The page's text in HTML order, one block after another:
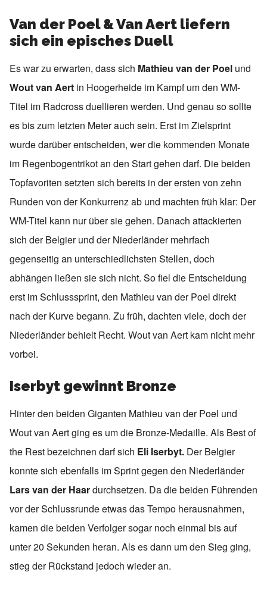
Van der Poel & Van Aert liefern
sich ein episches Duell
Es war zu erwarten, dass sich Mathieu van der Poel und
Wout van Aert in Hoogerheide im Kampf um den WM-
Titel im Radcross duellieren werden. Und genau so sollte
es bis zum letzten Meter auch sein. Erst im Zielsprint
wurde darüber entscheiden, wer die kommenden Monate
im Regenbogentrikot an den Start gehen darf. Die beiden
Topfavoriten setzten sich bereits in der ersten von zehn
Runden von der Konkurrenz ab und machten früh klar: Der
WM-Titel kann nur über sie gehen. Danach attackierten
sich der Belgier und der Niederländer mehrfach
gegenseitig an unterschiedlichsten Stellen, doch
abhängen ließen sie sich nicht. So fiel die Entscheidung
erst im Schlusssprint, den Mathieu van der Poel direkt
nach der Kurve begann. Zu früh, dachten viele, doch der
Niederländer behielt Recht. Wout van Aert kam nicht mehr
vorbei.
Iserbyt gewinnt Bronze
Hinter den beiden Giganten Mathieu van der Poel und
Wout van Aert ging es um die Bronze-Medaille. Als Best of
the Rest bezeichnen darf sich Eli Iserbyt. Der Belgier
konnte sich ebenfalls im Sprint gegen den Niederländer
Lars van der Haardurchsetzen. Da die beiden Führenden
vor der Schlussrunde etwas das Tempo herausnahmen,
kamen die beiden Verfolger sogar noch einmal bis auf
unter 20 Sekunden heran. Als es dann um den Sieg ging,
stieg der Rückstand jedoch wieder an.